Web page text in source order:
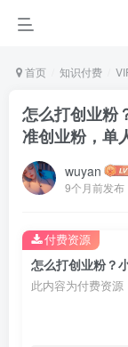
首页 知识付费
怎么打创业粉
准创业粉，单
wuyan
9个月前发布
此内容为付费资
付费资源